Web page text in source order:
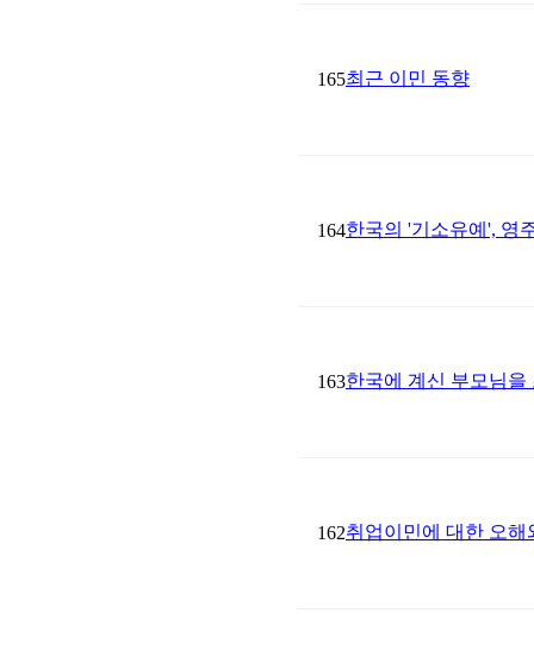
165최근 이민 동향
164한국의 '기소유예', 영
163한국에 계신 부모님을
162취업이민에 대한 오해